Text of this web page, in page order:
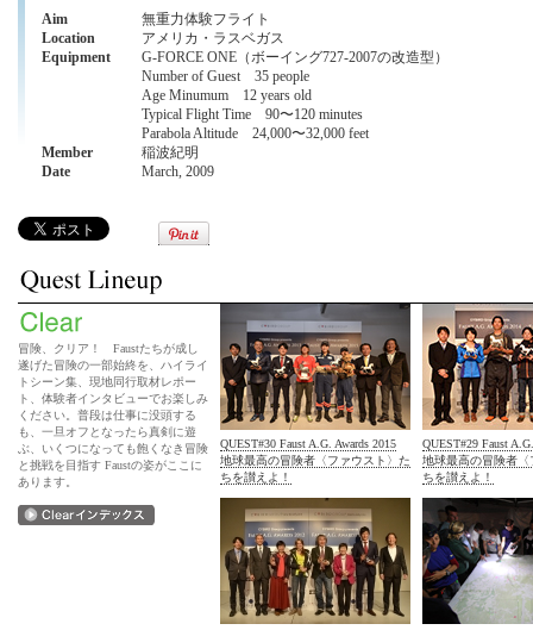
Aim
無重力体験フライト
Location
アメリカ・ラスベガス
Equipment
G-FORCE ONE（ボーイング727-2007の改造型）
Number of Guest 35 people
Age Minumum 12 years old
Typical Flight Time 90〜120 minutes
Parabola Altitude 24,000〜32,000 feet
Member
稲波紀明
Date
March, 2009
冒険、クリア！ Faustたちが成し
遂げた冒険の一部始終を、ハイライ
トシーン集、現地同行取材レポー
ト、体験者インタビューでお楽しみ
ください。普段は仕事に没頭する
も、一旦オフとなったら真剣に遊
ぶ、いくつになっても飽くなき冒険
と挑戦を目指す Faustの姿がここに
あります。
QUEST#30 Faust A.G. Awards 2015
地球最高の冒険者〈ファウスト〉た
ちを讃えよ！
QUEST#29 Faust
地球最高の冒険者〈
ちを讃えよ！